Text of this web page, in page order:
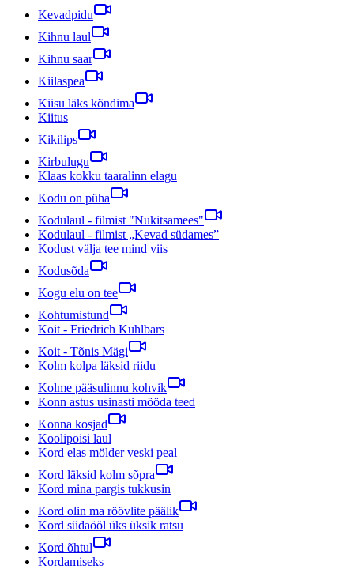
Kevadpidu
Kihnu laul
Kihnu saar
Kiilaspea
Kiisu läks kõndima
Kiitus
Kikilips
Kirbulugu
Klaas kokku taaralinn elagu
Kodu on püha
Kodulaul - filmist "Nukitsamees"
Kodulaul - filmist „Kevad südames”
Kodust välja tee mind viis
Kodusõda
Kogu elu on tee
Kohtumistund
Koit - Friedrich Kuhlbars
Koit - Tõnis Mägi
Kolm kolpa läksid riidu
Kolme pääsulinnu kohvik
Konn astus usinasti mööda teed
Konna kosjad
Koolipoisi laul
Kord elas mölder veski peal
Kord läksid kolm sõpra
Kord mina pargis tukkusin
Kord olin ma röövlite päälik
Kord südaööl üks üksik ratsu
Kord õhtul
Kordamiseks